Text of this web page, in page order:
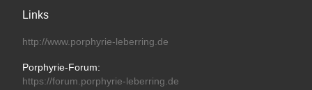
Links
http://www.porphyrie-leberring.de
Porphyrie-Forum:
https://forum.porphyrie-leberring.de